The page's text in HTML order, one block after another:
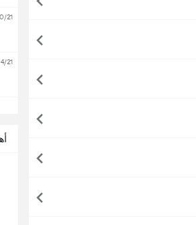
21
21